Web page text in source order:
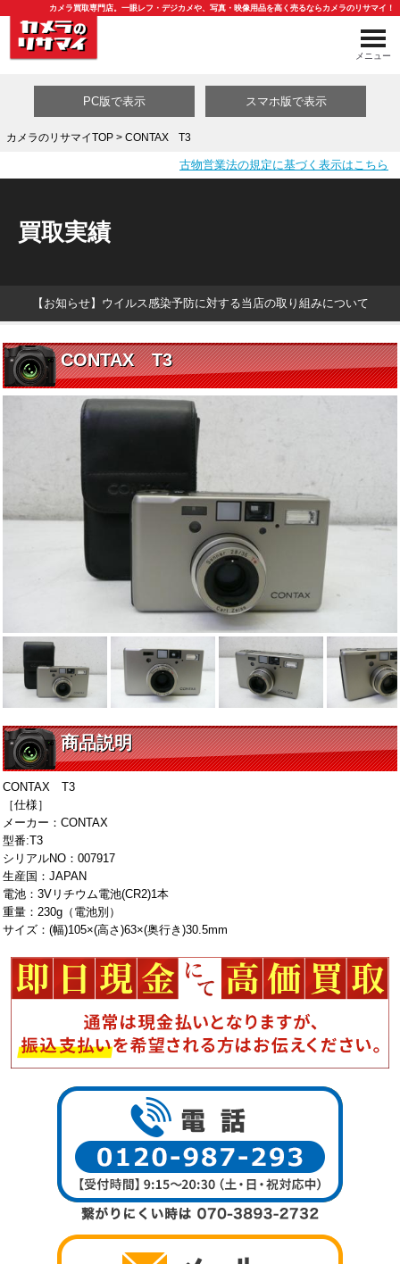
カメラ買取専門店。一眼レフ・デジカメや、写真・映像用品を高く売るならカメラのリサマイ！
メニュー
買取カテゴリ一覧
PC版で表示 スマホ版で表示
カメラのリサマイTOP> CONTAX T3
古物営業法の規定に基づく表示はこちら
買取実績
【お知らせ】ウイルス感染予防に対する当店の取り組みについて
CONTAX T3
商品説明
CONTAX T3
［仕様］
メーカー：CONTAX
型番:T3
シリアルNO：007917
生産国：JAPAN
電池：3Vリチウム電池(CR2)1本
重量：230g（電池別）
サイズ：(幅)105×(高さ)63×(奥行き)30.5mm